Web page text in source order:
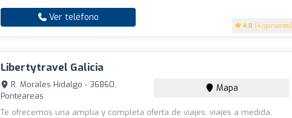
4.8 (4 opiniones)
Ver teléfono
Libertytravel Galicia
R. Morales Hidalgo - 36860,
Ponteareas
Mapa
Te ofrecemos una amplia y completa oferta de viajes: viajes a medida,